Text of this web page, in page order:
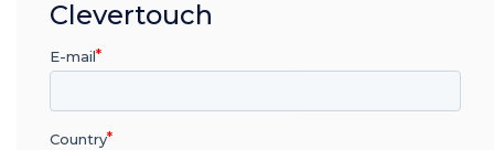
Clevertouch
E-mail
Country